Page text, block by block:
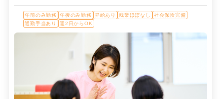
午前のみ勤務 午後のみ勤務 昇給あり 残業ほぼなし
社会保険完備
通勤手当あり
週2日からOK